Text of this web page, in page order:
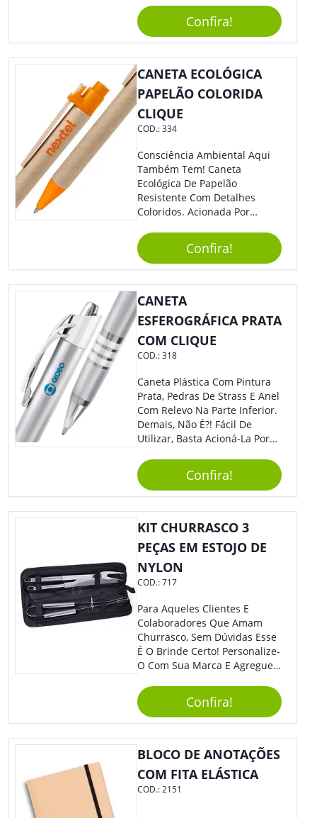
Sua Empresa Terá O Grande
Destaque Merecido.
Confira!
CANETA ECOLÓGICA
PAPELÃO COLORIDA
CLIQUE
COD.:334
Consciência Ambiental Aqui
Também Tem! Caneta
Ecológica De Papelão
Resistente Com Detalhes
Coloridos. Acionada Por
E Tem Ponteira Firme, Ideal
Para Traços Precisos.
Confira!
CANETA
ESFEROGRÁFICA PRATA
COM CLIQUE
COD.:318
Caneta Plástica Com Pintura
Prata, Pedras De Strass E Anel
Com Relevo Na Parte Inferior.
Demais, Não É?! Fácil De
Utilizar, Basta Acioná-La Por
Confira!
KIT CHURRASCO 3
PEÇAS EM ESTOJO DE
NYLON
COD.:717
Para Aqueles Clientes E
Colaboradores Que Amam
Churrasco, Sem Dúvidas Esse
É O Brinde Certo! Personalize-
O Com Sua Marca E Agregue
É Composto Por 3 Peças Para
O Auxílio No Preparo De
Carnes, Em Um Lindo Estojo. É
A Garantia De Sucesso Para
Sua Empresa Em Feiras E
Eventos Corporativos.
Confira!
BLOCO DE ANOTAÇÕES
COM FITA ELÁSTICA
COD.:2151